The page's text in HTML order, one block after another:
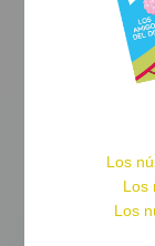
Los
Los
Los